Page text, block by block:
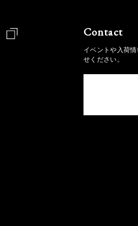
Contact
イベントや入荷
せください。